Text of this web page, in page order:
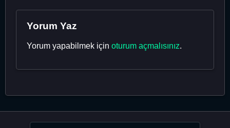
Yorum Yaz
Yorum yapabilmek için oturum açmalısınız.